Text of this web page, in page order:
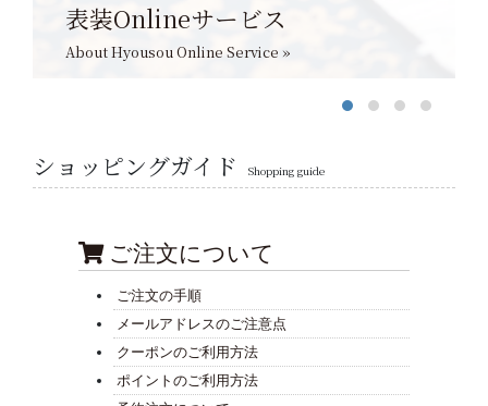
表装Onlineサービス
About Hyousou Online Service »
ショッピングガイド Shopping guide
ご注文について
ご注文の手順
メールアドレスのご注意点
クーポンのご利用方法
ポイントのご利用方法